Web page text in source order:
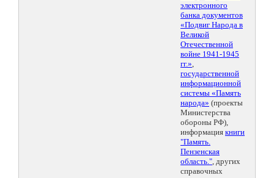
электронного
банка документов
«Подвиг Народа в
Великой
Отечественной
войне 1941-1945
гг.»,
государственной
информационной
системы «Память
народа» (проекты
Министерства
обороны РФ),
информация книги
"Память.
Пензенская
область.", других
справочных